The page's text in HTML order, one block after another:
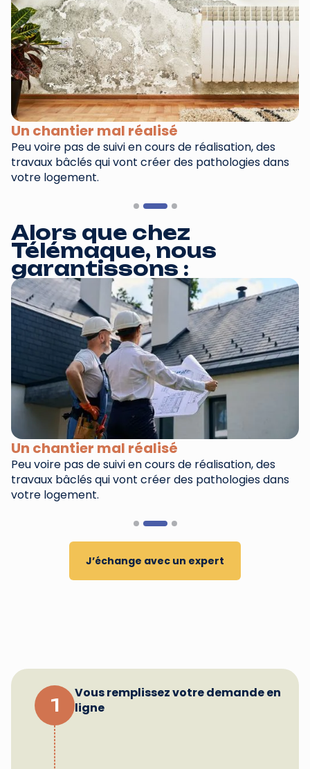
Un chantier mal réalisé
Peu voire pas de suivi en cours de réalisation, des
travaux bâclés qui vont créer des pathologies dans
votre logement.
Alors que chez
Télémaque, nous
garantissons :
Un chantier mal réalisé
Peu voire pas de suivi en cours de réalisation, des
travaux bâclés qui vont créer des pathologies dans
votre logement.
J’échange avec un expert
1
Vous remplissez votre demande en
ligne